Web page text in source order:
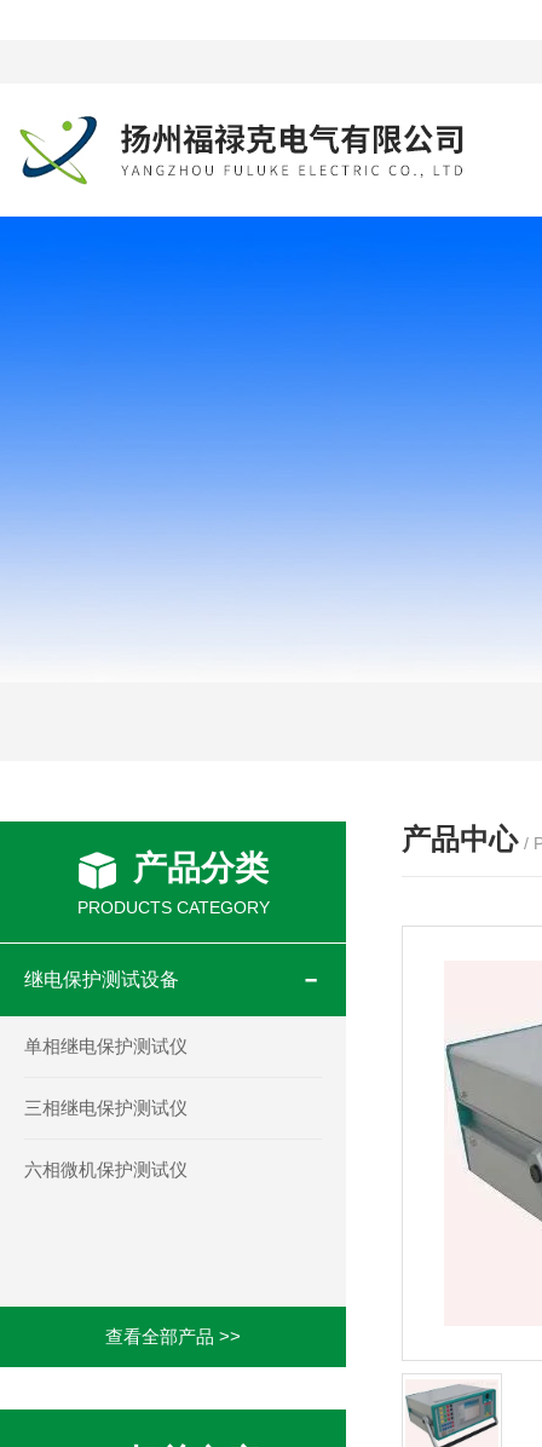
产品分类
PRODUCTS CATEGORY
继电保护测试设备
单相继电保护测试仪
三相继电保护测试仪
六相微机保护测试仪
查看全部产品 >>
产品中心 /